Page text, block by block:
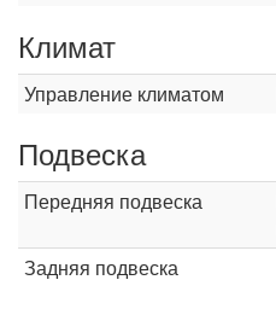
Климат
Управление климатом
Подвеска
Передняя подвеска
Задняя подвеска